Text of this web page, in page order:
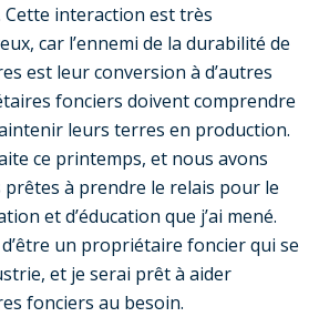
interaction est très
car l’ennemi de la durabilité de
est leur conversion à d’autres
fonciers doivent comprendre
leurs terres en production.
ce printemps, et nous avons
prêtes à prendre le relais pour le
et d’éducation que j’ai mené.
un propriétaire foncier qui se
et je serai prêt à aider
fonciers au besoin.